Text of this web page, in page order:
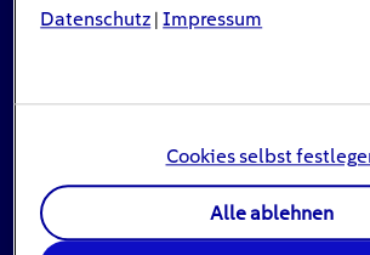
Datenschutz |Impressum
Cookies selbst
Alle ablehnen